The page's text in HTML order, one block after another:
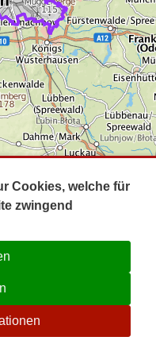
☉
Cookies, welche für
zwingend